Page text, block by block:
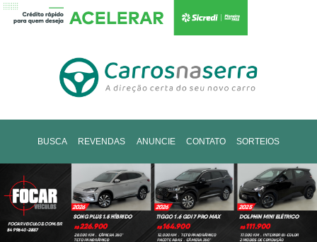
BUSCA REVENDAS ANUNCIE CONTATO SORTEIOS